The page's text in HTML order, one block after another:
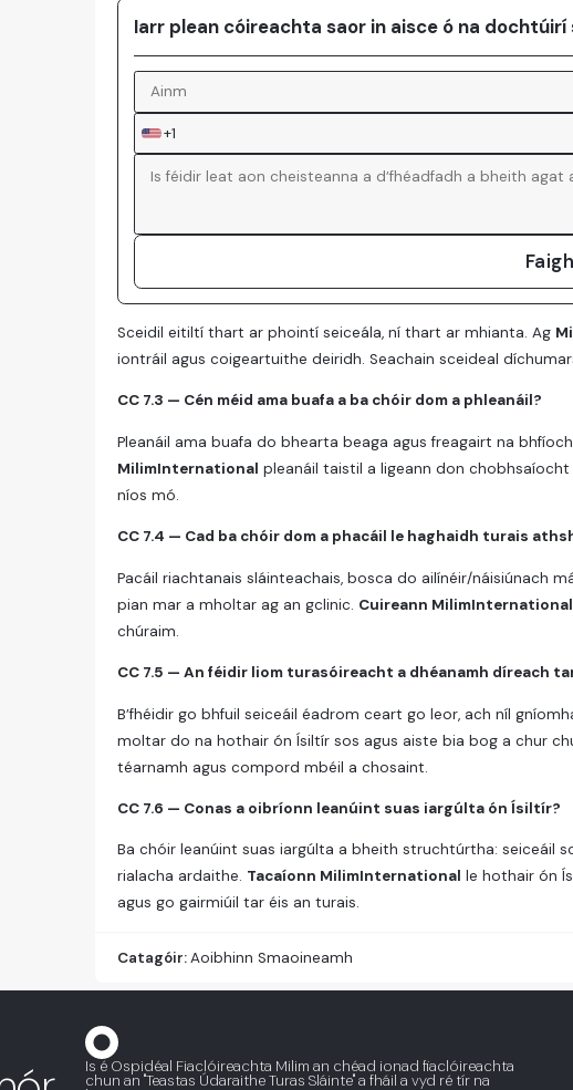
Iarr plean cóireachta saor in aisce ó na dochtúirí
+1
Sceidil eitiltí thart ar phointí seiceála, ní thart ar mhianta. Ag
iontráil agus coigeartuithe deiridh. Seachain sceideal
CC 7.3 — Cén méid ama buafa a ba chóir dom a phleanáil?
Pleanáil ama buafa do bhearta beaga agus freagairt na
MilimInternational pleanáil taistil a ligeann don
níos mó.
CC 7.4 — Cad ba chóir dom a phacáil le haghaidh turais
Pacáil riachtanais sláinteachais, bosca do ailínéir/náisiúnach
pian mar a mholtar ag an gclinic. Cuireann MilimInternational
chúraim.
CC 7.5 — An féidir liom turasóireacht a dhéanamh díreach
B’fhéidir go bhfuil seiceáil éadrom ceart go leor, ach níl
moltar do na hothair ón Ísiltír sos agus aiste bia bog a chur
téarnamh agus compord mbéil a chosaint.
CC 7.6 — Conas a oibríonn leanúint suas iargúlta ón Ísiltír?
Ba chóir leanúint suas iargúlta a bheith struchtúrtha: seiceáil
rialacha ardaithe. Tacaíonn MilimInternational le hothair ón
agus go gairmiúil tar éis an turais.
Catagóir:Aoibhinn Smaoineamh
Is é Ospidéal Fiaclóireachta Milim an chéad ionad fiaclóireachta
chun an "Teastas Údaraithe Turas Sláinte" a fháil a vyd ré tír na